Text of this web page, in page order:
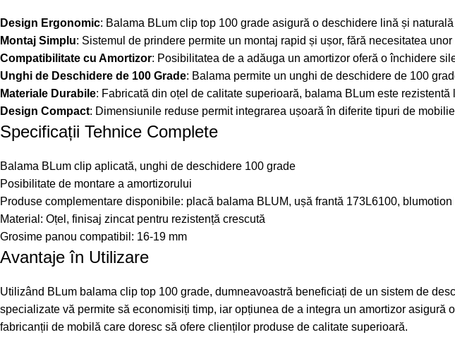
Design Ergonomic: Balama BLum clip top 100 grade asigură o deschidere lină și
Montaj Simplu: Sistemul de prindere permite un montaj rapid și ușor, fără necesitatea
Compatibilitate cu Amortizor: Posibilitatea de a adăuga un amortizor oferă o închidere
Unghi de Deschidere de 100 Grade: Balama permite un unghi de deschidere de 100
Materiale Durabile: Fabricată din oțel de calitate superioară, balama BLum este
Design Compact: Dimensiunile reduse permit integrarea ușoară în diferite tipuri de
Specificații Tehnice Complete
Balama BLum clip aplicată, unghi de deschidere 100 grade
Posibilitate de montare a amortizorului
Produse complementare disponibile: placă balama BLUM, ușă frantă 173L6100,
Material: Oțel, finisaj zincat pentru rezistență crescută
Grosime panou compatibil: 16-19 mm
Avantaje în Utilizare
Utilizând BLum balama clip top 100 grade, dumneavoastră beneficiați de un sistem de
specializate vă permite să economisiți timp, iar opțiunea de a integra un amortizor
fabricanții de mobilă care doresc să ofere clienților produse de calitate superioară.